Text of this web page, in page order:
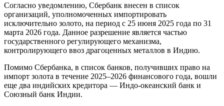
Согласно уведомлению, Сбербанк внесен в список
организаций, уполномоченных импортировать
исключительно золото, на период с 25 июня 2025 года по 31
марта 2026 года. Данное разрешение является частью
государственного регулирующего механизма,
контролирующего ввоз драгоценных металлов в Индию.
Помимо Сбербанка, в список банков, получивших право на
импорт золота в течение 2025–2026 финансового года, вошли
еще два индийских кредитора — Индо-океанский банк и
Союзный банк Индии.